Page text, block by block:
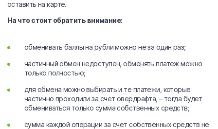
оставить на карте.
На что стоит обратить внимание:
обменивать баллы на рубли можно не за один раз;
частичный обмен недоступен, обменять платеж можно
только полностью;
для обмена можно выбирать и те платежи, которые
частично проходили за счет овердрафта, – тогда будет
обмениваться только сумма собственных средств;
сумма каждой операции за счет собственных средств не